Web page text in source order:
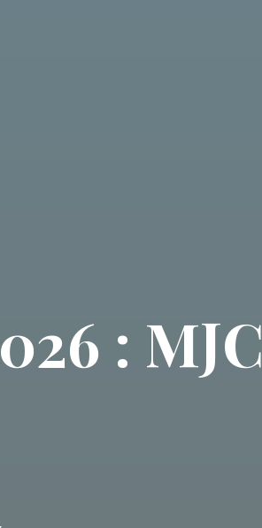
: MJC